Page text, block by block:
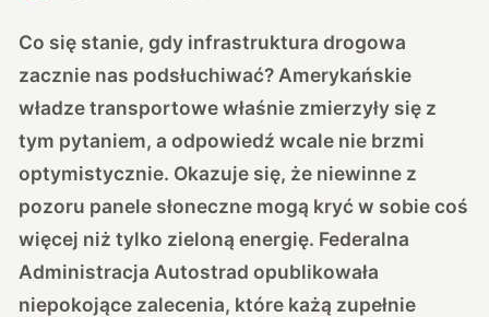
Co się stanie, gdy infrastruktura drogowa
zacznie nas podsłuchiwać? Amerykańskie
władze transportowe właśnie zmierzyły się z
tym pytaniem, a odpowiedź wcale nie brzmi
optymistycznie. Okazuje się, że niewinne z
pozoru panele słoneczne mogą kryć w sobie coś
więcej niż tylko zieloną energię. Federalna
Administracja Autostrad opublikowała
niepokojące zalecenia, które każą zupełnie